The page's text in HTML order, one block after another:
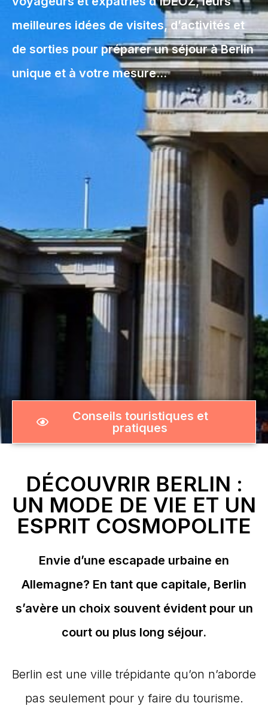
meilleures idées de visites, d’activités et
de sorties pour préparer un séjour à Berlin
unique et à votre mesure…
Conseils touristiques et
pratiques
DÉCOUVRIR BERLIN :
UN MODE DE VIE ET UN
ESPRIT COSMOPOLITE
Envie d’une escapade urbaine en
Allemagne? En tant que capitale, Berlin
s’avère un choix souvent évident pour un
court ou plus long séjour.
Berlin est une ville trépidante qu’on n’aborde
pas seulement pour y faire du tourisme.